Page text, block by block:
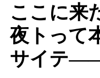
ここに来
夜トって
サイテ――